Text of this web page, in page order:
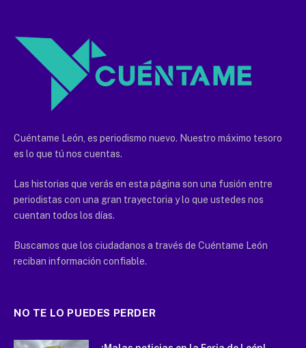
Cuéntame León, es periodismo nuevo. Nuestro máximo tesoro
es lo que tú nos cuentas.
Las historias que verás en esta página son una fusión entre
periodistas con una gran trayectoria y lo que ustedes nos
cuentan todos los días.
Buscamos que los ciudadanos a través de Cuéntame León
reciban información confiable.
NO TE LO PUEDES PERDER